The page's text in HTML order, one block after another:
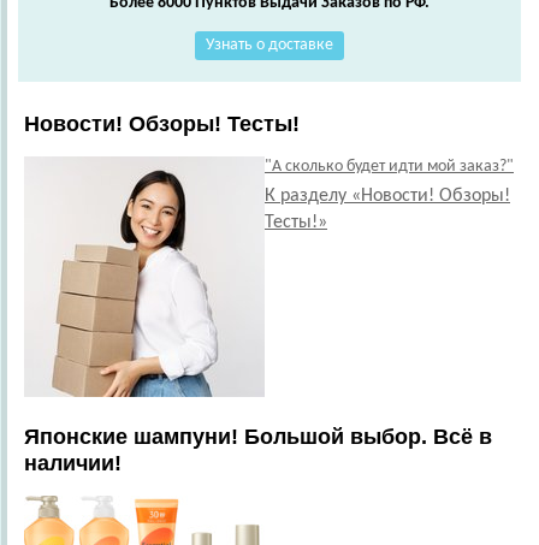
Узнать о доставке
Новости! Обзоры! Тесты!
"А сколько будет идти мой заказ?"
К разделу «Новости! Обзоры!
Тесты!»
Японские шампуни! Большой выбор. Всё в
наличии!